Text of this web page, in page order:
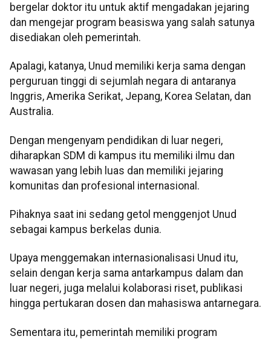
bergelar doktor itu untuk aktif mengadakan jejaring
dan mengejar program beasiswa yang salah satunya
disediakan oleh pemerintah.
Apalagi, katanya, Unud memiliki kerja sama dengan
perguruan tinggi di sejumlah negara di antaranya
Inggris, Amerika Serikat, Jepang, Korea Selatan, dan
Australia.
Dengan mengenyam pendidikan di luar negeri,
diharapkan SDM di kampus itu memiliki ilmu dan
wawasan yang lebih luas dan memiliki jejaring
komunitas dan profesional internasional.
Pihaknya saat ini sedang getol menggenjot Unud
sebagai kampus berkelas dunia.
Upaya menggemakan internasionalisasi Unud itu,
selain dengan kerja sama antarkampus dalam dan
luar negeri, juga melalui kolaborasi riset, publikasi
hingga pertukaran dosen dan mahasiswa antarnegara.
Sementara itu, pemerintah memiliki program